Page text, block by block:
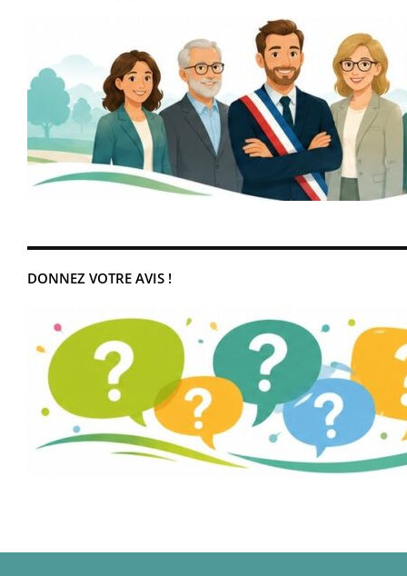
DONNEZ VOTRE AVIS !